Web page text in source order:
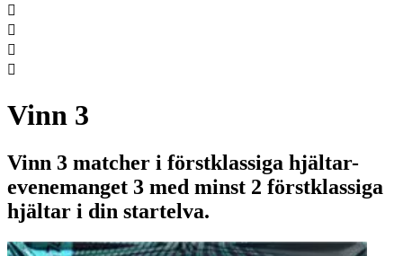




Vinn 3
Vinn 3 matcher i förstklassiga hjältar-
evenemanget 3 med minst 2 förstklassiga
hjältar i din startelva.